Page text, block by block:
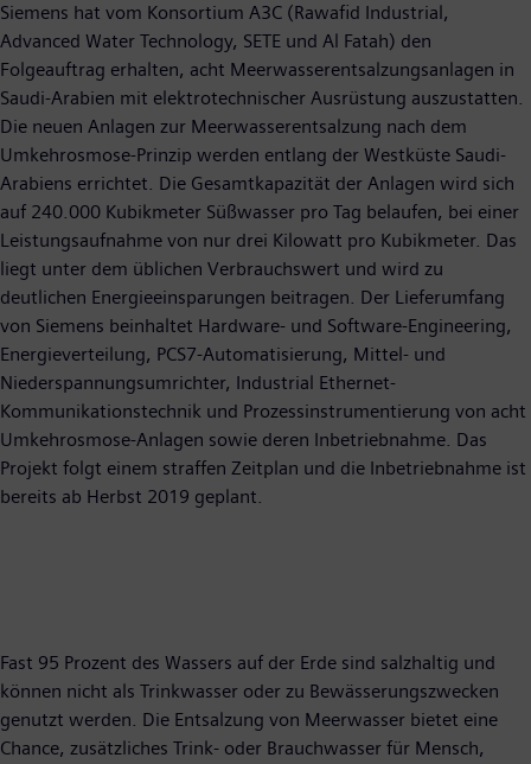
Siemens hat vom Konsortium A3C (Rawafid Industrial,
Advanced Water Technology, SETE und Al Fatah) den
Folgeauftrag erhalten, acht Meerwasserentsalzungsanlagen in
Saudi-Arabien mit elektrotechnischer Ausrüstung auszustatten.
Die neuen Anlagen zur Meerwasserentsalzung nach dem
Umkehrosmose-Prinzip werden entlang der Westküste Saudi-
Arabiens errichtet. Die Gesamtkapazität der Anlagen wird sich
auf 240.000 Kubikmeter Süßwasser pro Tag belaufen, bei einer
Leistungsaufnahme von nur drei Kilowatt pro Kubikmeter. Das
liegt unter dem üblichen Verbrauchswert und wird zu
deutlichen Energieeinsparungen beitragen. Der Lieferumfang
von Siemens beinhaltet Hardware- und Software-Engineering,
Energieverteilung, PCS7-Automatisierung, Mittel- und
Niederspannungsumrichter, Industrial Ethernet-
Kommunikationstechnik und Prozessinstrumentierung von acht
Umkehrosmose-Anlagen sowie deren Inbetriebnahme. Das
Projekt folgt einem straffen Zeitplan und die Inbetriebnahme ist
bereits ab Herbst 2019 geplant.
Fast 95 Prozent des Wassers auf der Erde sind salzhaltig und
können nicht als Trinkwasser oder zu Bewässerungszwecken
genutzt werden. Die Entsalzung von Meerwasser bietet eine
Chance, zusätzliches Trink- oder Brauchwasser für Mensch,